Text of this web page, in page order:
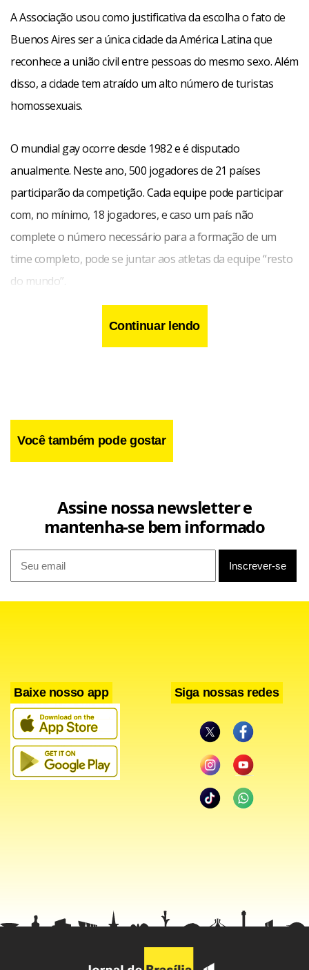
A Associação usou como justificativa da escolha o fato de
Buenos Aires ser a única cidade da América Latina que
reconhece a união civil entre pessoas do mesmo sexo. Além
disso, a cidade tem atraído um alto número de turistas
homossexuais.
O mundial gay ocorre desde 1982 e é disputado
anualmente. Neste ano, 500 jogadores de 21 países
participarão da competição. Cada equipe pode participar
com, no mínimo, 18 jogadores, e caso um país não
complete o número necessário para a formação de um
time completo, pode se juntar aos atletas da equipe “resto
do mundo”.
O engenheiro agrônomo e ex-presidente da Câmara de
Sampaio foi assassinado à queima-roupa dentro do carro,
um Celta preto, por dois homens que se aproximaram em
um Astra preto e fugiram. De acordo com testemunhas, a
filha da vítima ouviu os disparos e ainda tentou se
aproximar do pai, mas foi contida por funcionários da
morava em Aracaju, onde trabalhava para Departamento
Maceió nos finais de semana para visitar os filhos.
Continuar lendo
Você também pode gostar
Assine nossa newsletter e
mantenha-se bem informado
Baixe nosso app Siga nossas redes